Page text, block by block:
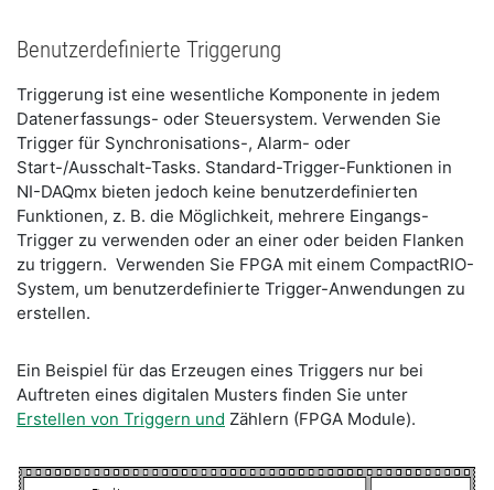
Benutzerdefinierte Triggerung
Triggerung ist eine wesentliche Komponente in jedem
Datenerfassungs- oder Steuersystem. Verwenden Sie
Trigger für Synchronisations-, Alarm- oder
Start-/Ausschalt-Tasks. Standard-Trigger-Funktionen in
NI-DAQmx bieten jedoch keine benutzerdefinierten
Funktionen, z. B. die Möglichkeit, mehrere Eingangs-
Trigger zu verwenden oder an einer oder beiden Flanken
zu triggern. Verwenden Sie FPGA mit einem CompactRIO-
System, um benutzerdefinierte Trigger-Anwendungen zu
erstellen.
Ein Beispiel für das Erzeugen eines Triggers nur bei
Auftreten eines digitalen Musters finden Sie unter
Erstellen von Triggern und Zählern (FPGA Module).